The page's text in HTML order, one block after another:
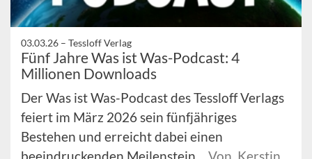
03.03.26 – Tessloff Verlag
Fünf Jahre Was ist Was-Podcast: 4
Millionen Downloads
Der Was ist Was-Podcast des Tessloff Verlags
feiert im März 2026 sein fünfjähriges
Bestehen und erreicht dabei einen